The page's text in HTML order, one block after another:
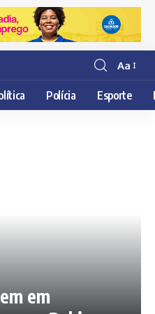
Resisor
de
fonte
Aa
Polícia Esporte
em